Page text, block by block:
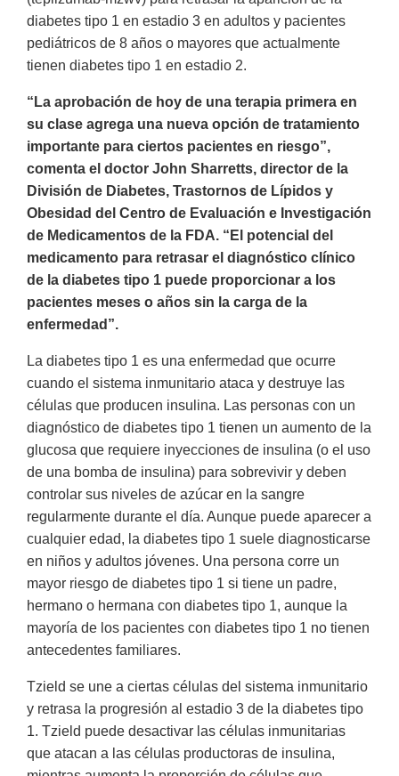
diabetes tipo 1 en estadio 3 en adultos y pacientes
pediátricos de 8 años o mayores que actualmente
tienen diabetes tipo 1 en estadio 2.
“La aprobación de hoy de una terapia primera en
su clase agrega una nueva opción de tratamiento
importante para ciertos pacientes en riesgo”,
comenta el doctor John Sharretts, director de la
División de Diabetes, Trastornos de Lípidos y
Obesidad del Centro de Evaluación e Investigación
de Medicamentos de la FDA. “El potencial del
medicamento para retrasar el diagnóstico clínico
de la diabetes tipo 1 puede proporcionar a los
pacientes meses o años sin la carga de la
enfermedad”.
La diabetes tipo 1 es una enfermedad que ocurre
cuando el sistema inmunitario ataca y destruye las
células que producen insulina. Las personas con un
diagnóstico de diabetes tipo 1 tienen un aumento de la
glucosa que requiere inyecciones de insulina (o el uso
de una bomba de insulina) para sobrevivir y deben
controlar sus niveles de azúcar en la sangre
regularmente durante el día. Aunque puede aparecer a
cualquier edad, la diabetes tipo 1 suele diagnosticarse
en niños y adultos jóvenes. Una persona corre un
mayor riesgo de diabetes tipo 1 si tiene un padre,
hermano o hermana con diabetes tipo 1, aunque la
mayoría de los pacientes con diabetes tipo 1 no tienen
antecedentes familiares.
Tzield se une a ciertas células del sistema inmunitario
y retrasa la progresión al estadio 3 de la diabetes tipo
1. Tzield puede desactivar las células inmunitarias
que atacan a las células productoras de insulina,